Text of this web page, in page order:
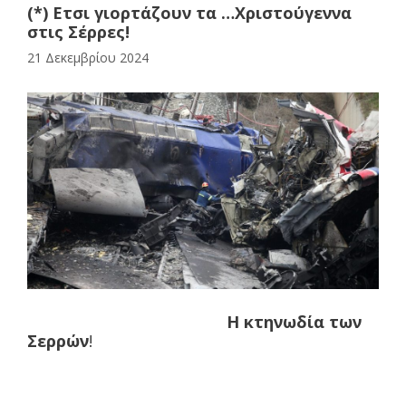
(*) Ετσι γιορτάζουν τα …Χριστούγεννα
στις Σέρρες!
21 Δεκεμβρίου 2024
Η κτηνωδία των
Σερρών!